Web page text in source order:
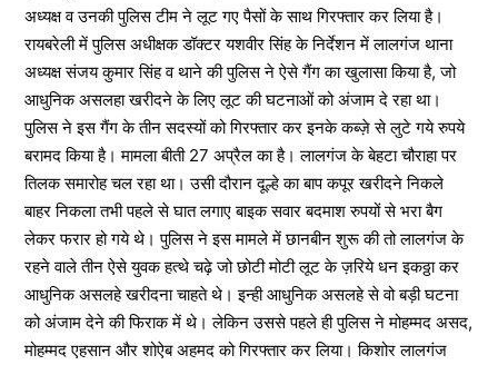
अध्यक्ष व उनकी पुलिस टीम ने लूट गए पैसों के साथ गिरफ्तार कर लिया है।
रायबरेली में पुलिस अधीक्षक डॉक्टर यशवीर सिंह के निर्देशन में लालगंज थाना
अध्यक्ष संजय कुमार सिंह व थाने की पुलिस ने ऐसे गैंग का खुलासा किया है, जो
आधुनिक असलहा खरीदने के लिए लूट की घटनाओं को अंजाम दे रहा था।
पुलिस ने इस गैंग के तीन सदस्यों को गिरफ्तार कर इनके कब्ज़े से लुटे गये रुपये
बरामद किया है। मामला बीती 27 अप्रैल का है। लालगंज के बेहटा चौराहा पर
तिलक समारोह चल रहा था। उसी दौरान दूल्हे का बाप कपूर खरीदने निकले
बाहर निकला तभी पहले से घात लगाए बाइक सवार बदमाश रुपयों से भरा बैग
लेकर फरार हो गये थे। पुलिस ने इस मामले में छानबीन शुरू की तो लालगंज के
रहने वाले तीन ऐसे युवक हत्थे चढ़े जो छोटी मोटी लूट के ज़रिये धन इकठ्ठा कर
आधुनिक असलहे खरीदना चाहते थे। इन्ही आधुनिक असलहे से वो बड़ी घटना
को अंजाम देने की फिराक में थे। लेकिन उससे पहले ही पुलिस ने मोहम्मद असद,
मोहम्मद एहसान और शोऐब अहमद को गिरफ्तार कर लिया। किशोर लालगंज